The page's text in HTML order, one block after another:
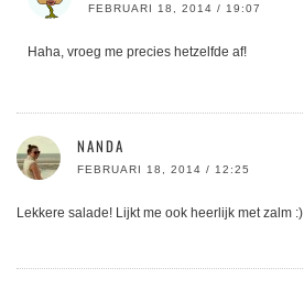
FEBRUARI 18, 2014 / 19:07
Haha, vroeg me precies hetzelfde af!
NANDA
FEBRUARI 18, 2014 / 12:25
Lekkere salade! Lijkt me ook heerlijk met zalm :)